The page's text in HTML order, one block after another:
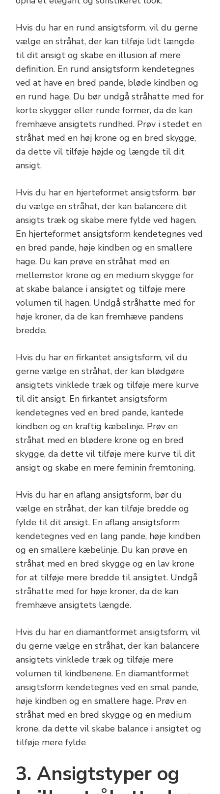
Hvis du har en rund ansigtsform, vil du gerne
vælge en stråhat, der kan tilføje lidt længde
til dit ansigt og skabe en illusion af mere
definition. En rund ansigtsform kendetegnes
ved at have en bred pande, bløde kindben og
en rund hage. Du bør undgå stråhatte med for
korte skygger eller runde former, da de kan
fremhæve ansigtets rundhed. Prøv i stedet en
stråhat med en høj krone og en bred skygge,
da dette vil tilføje højde og længde til dit
ansigt.
Hvis du har en hjerteformet ansigtsform, bør
du vælge en stråhat, der kan balancere dit
ansigts træk og skabe mere fylde ved hagen.
En hjerteformet ansigtsform kendetegnes ved
en bred pande, høje kindben og en smallere
hage. Du kan prøve en stråhat med en
mellemstor krone og en medium skygge for
at skabe balance i ansigtet og tilføje mere
volumen til hagen. Undgå stråhatte med for
høje kroner, da de kan fremhæve pandens
bredde.
Hvis du har en firkantet ansigtsform, vil du
gerne vælge en stråhat, der kan blødgøre
ansigtets vinklede træk og tilføje mere kurve
til dit ansigt. En firkantet ansigtsform
kendetegnes ved en bred pande, kantede
kindben og en kraftig kæbelinje. Prøv en
stråhat med en blødere krone og en bred
skygge, da dette vil tilføje mere kurve til dit
ansigt og skabe en mere feminin fremtoning.
Hvis du har en aflang ansigtsform, bør du
vælge en stråhat, der kan tilføje bredde og
fylde til dit ansigt. En aflang ansigtsform
kendetegnes ved en lang pande, høje kindben
og en smallere kæbelinje. Du kan prøve en
stråhat med en bred skygge og en lav krone
for at tilføje mere bredde til ansigtet. Undgå
stråhatte med for høje kroner, da de kan
fremhæve ansigtets længde.
Hvis du har en diamantformet ansigtsform, vil
du gerne vælge en stråhat, der kan balancere
ansigtets vinklede træk og tilføje mere
volumen til kindbenene. En diamantformet
ansigtsform kendetegnes ved en smal pande,
høje kindben og en smallere hage. Prøv en
stråhat med en bred skygge og en medium
krone, da dette vil skabe balance i ansigtet og
tilføje mere fylde
3. Ansigtstyper og